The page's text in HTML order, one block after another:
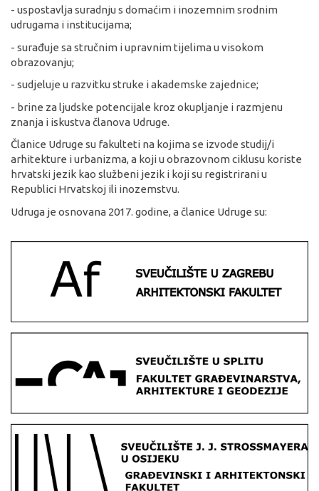
- uspostavlja suradnju s domaćim i inozemnim srodnim
udrugama i institucijama;
- surađuje sa stručnim i upravnim tijelima u visokom
obrazovanju;
- sudjeluje u razvitku struke i akademske zajednice;
- brine za ljudske potencijale kroz okupljanje i razmjenu
znanja i iskustva članova Udruge.
Članice Udruge su fakulteti na kojima se izvode studij/i
arhitekture i urbanizma, a koji u obrazovnom ciklusu koriste
hrvatski jezik kao službeni jezik i koji su registrirani u
Republici Hrvatskoj ili inozemstvu.
Udruga je osnovana 2017. godine, a članice Udruge su: